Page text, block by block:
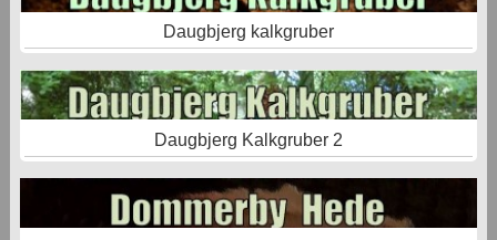
Daugbjerg kalkgruber
Daugbjerg Kalkgruber 2